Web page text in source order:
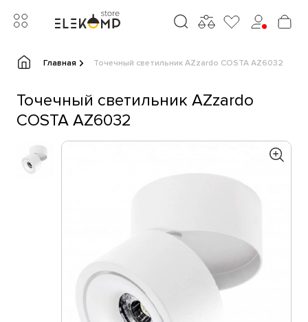
Главная Точечный светильник AZzardo COSTA AZ6032
Точечный светильник AZzardo
COSTA AZ6032